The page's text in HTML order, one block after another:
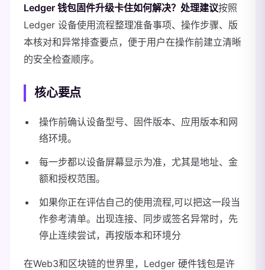
Ledger 钱包固件升级卡住如何解决？处理建议按照
Ledger 设备使用流程整理准备事项、操作步骤、版
本核对和异常排查要点，便于用户在操作前建立清晰
的安全检查顺序。
核心要点
操作前确认设备型号、固件版本、应用版本和网
络环境。
每一步都以设备屏幕显示为准，尤其是地址、金
额和授权范围。
如果你正在评估自己的使用流程,可以把这一段当
作参考清单。出现连接、同步或签名异常时，先
停止连续尝试，再按版本和环境分
在Web3和区块链的世界里，Ledger 硬件钱包是许